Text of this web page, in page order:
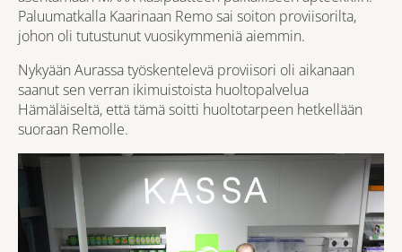
Paluumatkalla Kaarinaan Remo sai soiton proviisorilta,
johon oli tutustunut vuosikymmeniä aiemmin.
Nykyään Aurassa työskentelevä proviisori oli aikanaan
saanut sen verran ikimuistoista huoltopalvelua
Hämäläiseltä, että tämä soitti huoltotarpeen hetkellään
suoraan Remolle.